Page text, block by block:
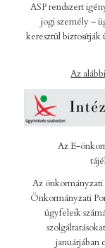
ASP rendszert
jogi személy –
keresztül biztosítják
Az
Az E-
Az
Önkormányzati
ügyfeleik
januárjában